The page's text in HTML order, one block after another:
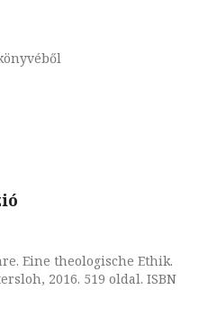
Eine theologische Ethik.
2016. 519 oldal. ISBN